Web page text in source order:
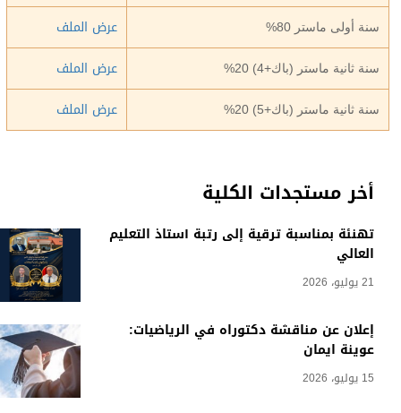
أخر مستجدات الكلية
تهنئة بمناسبة ترقية إلى رتبة أستاذ التعليم
العالي
21 يوليو، 2026
إعلان عن مناقشة دكتوراه في الرياضيات:
عوينة ايمان
15 يوليو، 2026
سنة أولى ماستر 80% عرض الملف
سنة ثانية ماستر (باك+4) 20% عرض الملف
سنة ثانية ماستر (باك+5) 20% عرض الملف